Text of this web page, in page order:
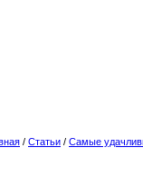
/ Статьи / Самые